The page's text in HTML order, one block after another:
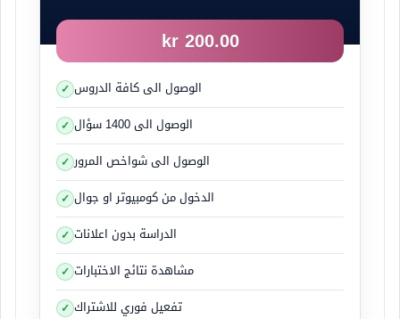
200.00 kr
الوصول الى كافة الدروس
الوصول الى 1400 سؤال
الوصول الى شواخص المرور
الدخول من كومبيوتر او جوال
الدراسة بدون اعلانات
مشاهدة نتائج الاختبارات
تفعيل فوري للاشتراك